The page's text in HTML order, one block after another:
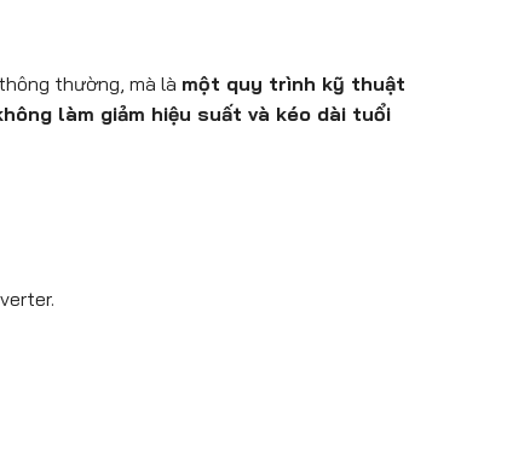
thường, mà là một quy trình kỹ thuật
làm giảm hiệu suất và kéo dài tuổi